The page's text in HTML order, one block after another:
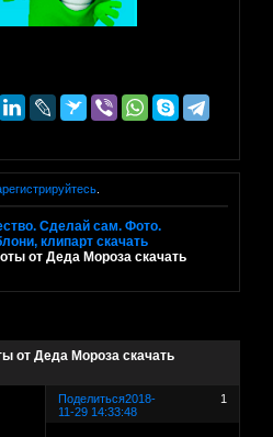
.
Сделай сам. Фото.
клипарт скачать
от Деда Мороза скачать
от Деда Мороза скачать
Поделиться 1
2018-
11-29 14:33:48